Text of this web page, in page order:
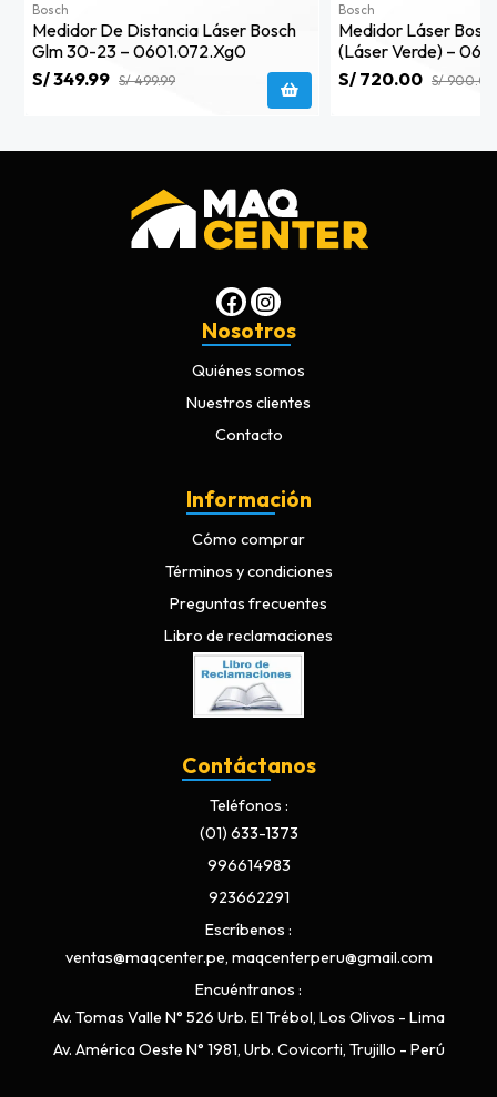
Bosch
Medidor De Distancia Láser Bosch
Glm 30-23 – 0601.072.xg0
S/ 349.99 S/ 499.99
Bosch
Medidor Láser
(láser Verde) –
S/ 720.00 S/ 900.00
Nosotros
Quiénes somos
Nuestros clientes
Contacto
Información
Cómo comprar
Términos y condiciones
Preguntas frecuentes
Libro de reclamaciones
Contáctanos
Teléfonos
(01) 633-1373
996614983
923662291
Escríbenos
ventas@maqcenter.pe, maqcenterperu@gmail.com
Encuéntranos
Av. Tomas Valle N° 526 Urb. El Trébol, Los Olivos - Lima
Av. América Oeste N° 1981, Urb. Covicorti, Trujillo - Perú